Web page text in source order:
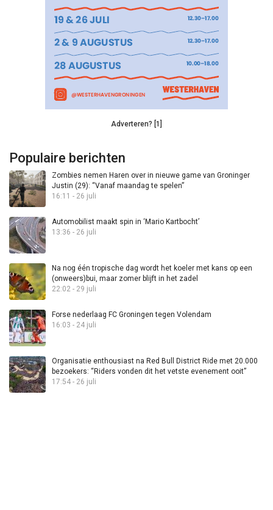
Adverteren? [1]
Populaire berichten
Zombies nemen Haren over in nieuwe game van Groninger
Justin (29): “Vanaf maandag te spelen”
16:11 - 26 juli
Automobilist maakt spin in ‘Mario Kartbocht’
13:36 - 26 juli
Na nog één tropische dag wordt het koeler met kans op een
(onweers)bui, maar zomer blijft in het zadel
22:02 - 29 juli
Forse nederlaag FC Groningen tegen Volendam
16:03 - 24 juli
Organisatie enthousiast na Red Bull District Ride met 20.000
bezoekers: “Riders vonden dit het vetste evenement ooit”
17:54 - 26 juli